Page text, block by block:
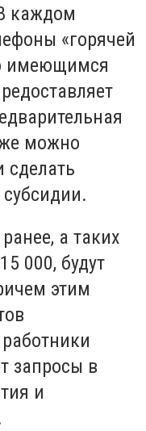
каждом
«горячей
имеющимся
можно
сделать
а таких
000, будут
этим
запросы в
и